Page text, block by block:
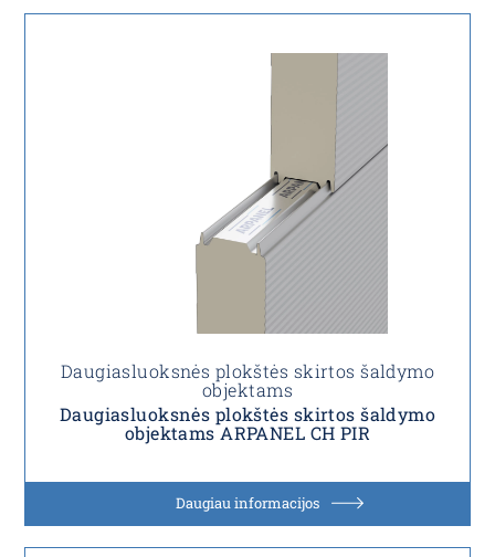
Daugiasluoksnės plokštės skirtos šaldymo
objektams
Daugiasluoksnės plokštės skirtos šaldymo
objektams ARPANEL CH PIR
Daugiau informacijos